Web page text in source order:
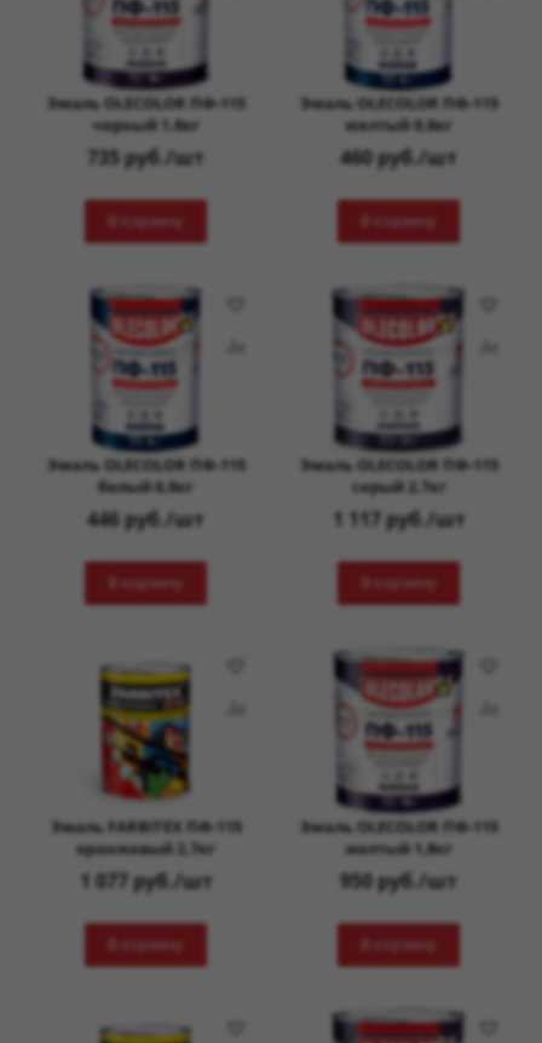
Эмаль OLECOLOR ПФ-115
черный 1,8кг
735 руб./шт
В корзину
Эмаль OLECOLOR ПФ-115
желтый 0,8кг
460руб./шт
В корзину
Эмаль OLECOLOR ПФ-115
белый 0,8кг
446руб./шт
В корзину
Эмаль OLECOLOR ПФ-115
серый 2,7кг
1 117руб./шт
В корзину
Эмаль FARBITEX ПФ-115
оранжевый 2,7кг
1 077руб./шт
В корзину
Эмаль OLECOLOR ПФ-115
желтый 1,8кг
950руб./шт
В корзину